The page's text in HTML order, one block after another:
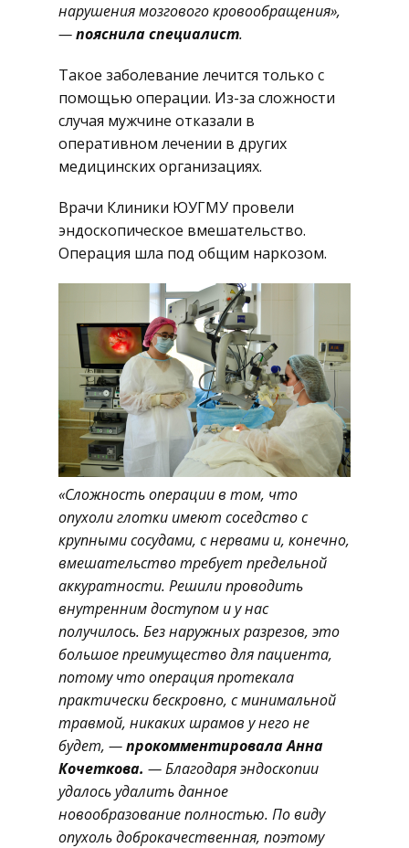
нарушения мозгового кровообращения»,
—пояснила специалист.
Такое заболевание лечится только с
помощью операции. Из-за сложности
случая мужчине отказали в
оперативном лечении в других
медицинских организациях.
Врачи Клиники ЮУГМУ провели
эндоскопическое вмешательство.
Операция шла под общим наркозом.
«Сложность операции в том, что
опухоли глотки имеют соседство с
крупными сосудами, с нервами и, конечно,
вмешательство требует предельной
аккуратности. Решили проводить
внутренним доступом и у нас
получилось. Без наружных разрезов, это
большое преимущество для пациента,
потому что операция протекала
практически бескровно, с минимальной
травмой, никаких шрамов у него не
будет, —прокомментировала Анна
Кочеткова. — Благодаря эндоскопии
удалось удалить данное
новообразование полностью. По виду
опухоль доброкачественная, поэтому